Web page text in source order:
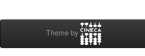
Theme by